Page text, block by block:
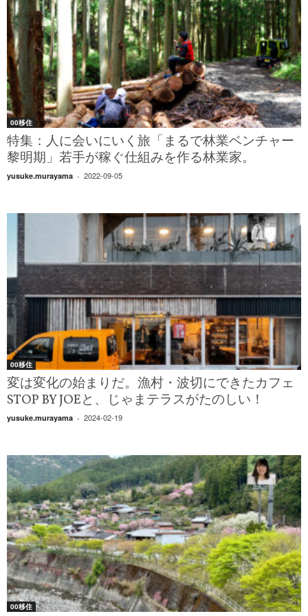
00移住
特集：人に会いにいく旅「まるで林業ベンチャー
黎明期」若手が稼ぐ仕組みを作る林業家。
yusuke.murayama - 2022-09-05
00移住
変は変化の始まりだ。漁村・波切にできたカフェ
STOP BY JOEと、じゃまテラスがたのしい！
yusuke.murayama - 2024-02-19
00移住